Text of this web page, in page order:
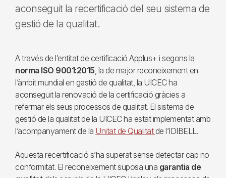
aconseguit la recertificació del seu sistema de
gestió de la qualitat.
A través de l’entitat de certificació Applus+ i segons la
norma ISO 9001:2015, la de major reconeixement en
l’àmbit mundial en gestió de qualitat, la UICEC ha
aconseguit la renovació de la certificació gràcies a
refermar els seus processos de qualitat. El sistema de
gestió de la qualitat de la UICEC ha estat implementat amb
l’acompanyament de la Unitat de Qualitat de l’IDIBELL.
Aquesta recertificació s’ha superat sense detectar cap no
conformitat. El reconeixement suposa una garantia de